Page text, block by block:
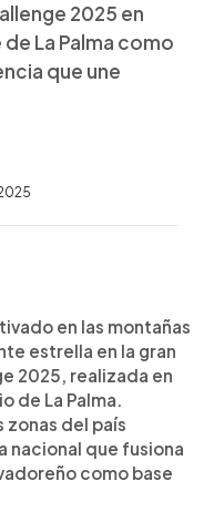
2025 en
La Palma como
que une
celebró su
Chalatenango,
y bartenders
100 %
Carlos Zúñiga
primer lugar con
del café,
impulsa el
en las montañas
estrella en la gran
2025, realizada en
de La Palma.
del país
nacional que fusiona
como base